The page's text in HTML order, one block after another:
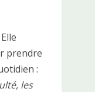
prendre
:
les